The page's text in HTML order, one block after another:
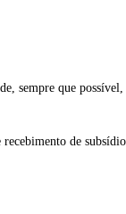
sempre que
de